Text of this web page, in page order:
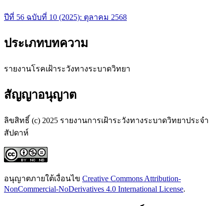
ปีที่ 56 ฉบับที่ 10 (2025): ตุลาคม 2568
ประเภทบทความ
รายงานโรคเฝ้าระวังทางระบาดวิทยา
สัญญาอนุญาต
ลิขสิทธิ์ (c) 2025 รายงานการเฝ้าระวังทางระบาดวิทยาประจำ
สัปดาห์
อนุญาตภายใต้เงื่อนไข Creative Commons Attribution-
NonCommercial-NoDerivatives 4.0 International License.